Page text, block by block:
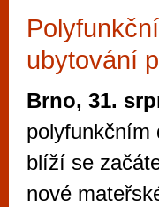
ubytování
Brno, 31.
polyfunkčním
blíží se
nové
Mimo jiné je